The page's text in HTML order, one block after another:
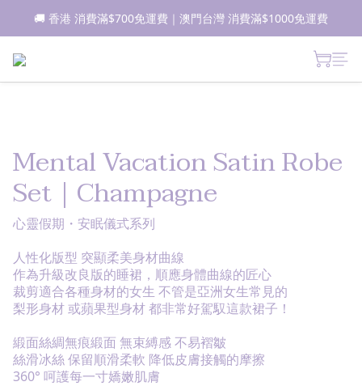
📦所有現貨商品1-2日內發貨｜預售商品7-10日內發貨
🚚 香港 消費滿$700免運費｜澳門台灣 消費滿$1000免運費
新朋友登記會員即獲$50購物金✨ 點擊了解更多詳情🔎
Mental Vacation Satin Robe
Set｜Champagne
心靈假期・安眠儀式系列
人性化版型 突顯柔美身材曲線
作為升級改良版的睡裙，順應身體曲線的匠心
裁剪適合各種身材的女生 不管是亞洲女生常見的
梨形身材 或蘋果型身材 都非常好駕馭這款裙子！
緞面絲綢無痕緞面 無束縛感 不易褶皺
絲滑冰絲 保留順滑柔軟 降低皮膚接觸的摩擦
360° 呵護每一寸嬌嫩肌膚